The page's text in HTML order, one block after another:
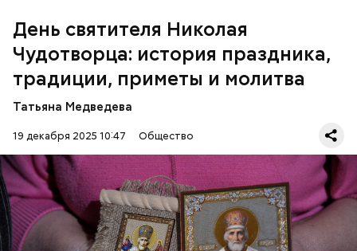
День святителя Николая
Чудотворца: история праздника,
традиции, приметы и молитва
Татьяна Медведева
19 декабря 2025 10:47 Общество
Перенесемся в III век в Малую Азию. В ту эпоху
жизнь христиан была очень трудной. Они жили в
постоянной опасности быть подвергнутыми
мучительным пыткам и даже смерти от рук
язычников.
полученные в наследство от родителей, Николай
отдал на дела милосердия. Со временем Николай
стал епископом в городе Мире. Он был страстным
проповедником христианства. Ему также
приписывают разрушение нескольких языческих
храмов и чудеса, творимые силой молитвы. Этот
человек лучше любого врача исцелял больных,
обреченных на смерть, и даже воскрешал мертвых.
ПРАВОСЛАВИЕ
ПРАЗДНИКИ
ХРИСТИАНСТВО
РЕЛИГИЯ ЦЕРКОВЬ